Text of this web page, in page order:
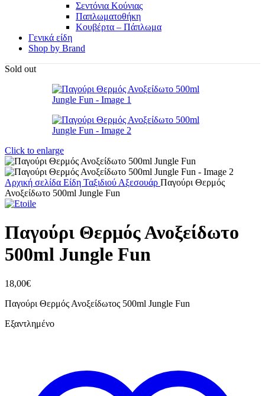
Σεντόνια Κούνιας
Παπλωματοθήκη
Κουβέρτα – Πάπλωμα
Γενικά είδη
Shop by Brand
Sold out
Click to enlarge
Αρχική σελίδα Είδη Ταξιδιού Αξεσουάρ Παγούρι Θερμός
Ανοξείδωτο 500ml Jungle Fun
Παγούρι Θερμός Ανοξείδωτο
500ml Jungle Fun
18,00€
Παγούρι Θερμός Ανοξείδωτος 500ml Jungle Fun
Εξαντλημένο